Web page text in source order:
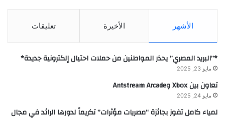
الأشهر الأخيرة تعليقات
*”البريد المصري” يحذر المواطنين من حملات احتيال إلكترونية جديدة*
مايو 23, 2025
تعاون بين Xbox وAntstream Arcade
مايو 24, 2025
لمياء كامل تفوز بجائزة “مصريات مؤثرات” تكريماً لدورها الرائد في مجال